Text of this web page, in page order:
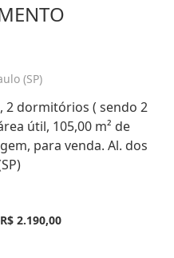
(SP)
2 dormitórios ( sendo 2
útil, 105,00 m² de
para venda. Al. dos
R$ 2.190,00